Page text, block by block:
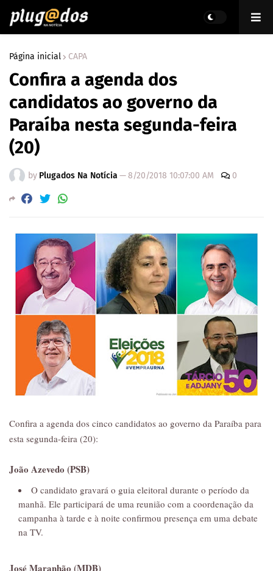
Página inicial CAPA
Confira a agenda dos
candidatos ao governo da
Paraíba nesta segunda-feira
(20)
by Plugados Na Notícia —8/20/2018 10:07:00 AM 0
Confira a agenda dos cinco candidatos ao governo da Paraíba para
esta segunda-feira (20):
João Azevedo (PSB)
O candidato gravará o guia eleitoral durante o período da
manhã. Ele participará de uma reunião com a coordenação da
campanha à tarde e à noite confirmou presença em uma debate
na TV.
José Maranhão (MDB)